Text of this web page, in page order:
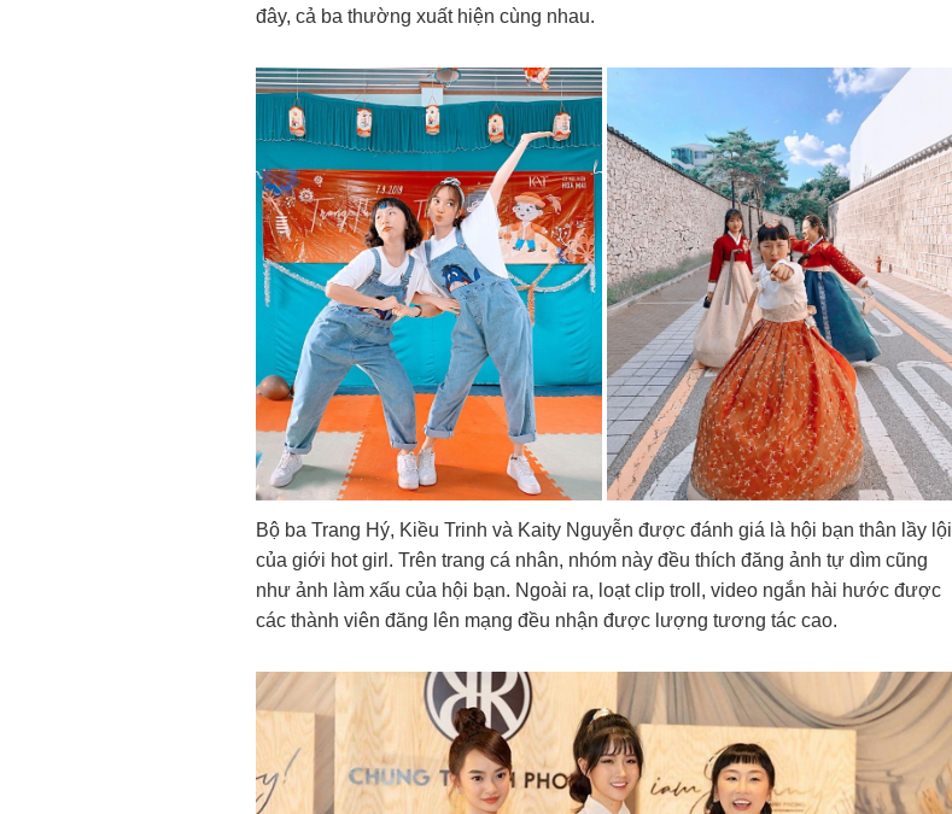
đây, cả ba thường xuất hiện cùng nhau.
Bộ ba Trang Hý, Kiều Trinh và Kaity Nguyễn được đánh giá là hội bạn thân lầy lội
của giới hot girl. Trên trang cá nhân, nhóm này đều thích đăng ảnh tự dìm cũng
như ảnh làm xấu của hội bạn. Ngoài ra, loạt clip troll, video ngắn hài hước được
các thành viên đăng lên mạng đều nhận được lượng tương tác cao.